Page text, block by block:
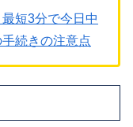
短3分で今日中
続きの注意点